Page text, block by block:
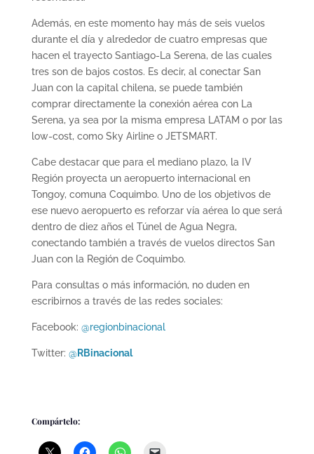
Además, en este momento hay más de seis vuelos
durante el día y alrededor de cuatro empresas que
hacen el trayecto Santiago-La Serena, de las cuales
tres son de bajos costos. Es decir, al conectar San
Juan con la capital chilena, se puede también
comprar directamente la conexión aérea con La
Serena, ya sea por la misma empresa LATAM o por las
low-cost, como Sky Airline o JETSMART.
Cabe destacar que para el mediano plazo, la IV
Región proyecta un aeropuerto internacional en
Tongoy, comuna Coquimbo. Uno de los objetivos de
ese nuevo aeropuerto es reforzar vía aérea lo que será
dentro de diez años el Túnel de Agua Negra,
conectando también a través de vuelos directos San
Juan con la Región de Coquimbo.
Para consultas o más información, no duden en
escribirnos a través de las redes sociales:
Facebook: @regionbinacional
Twitter: @ RBinacional
Compártelo: